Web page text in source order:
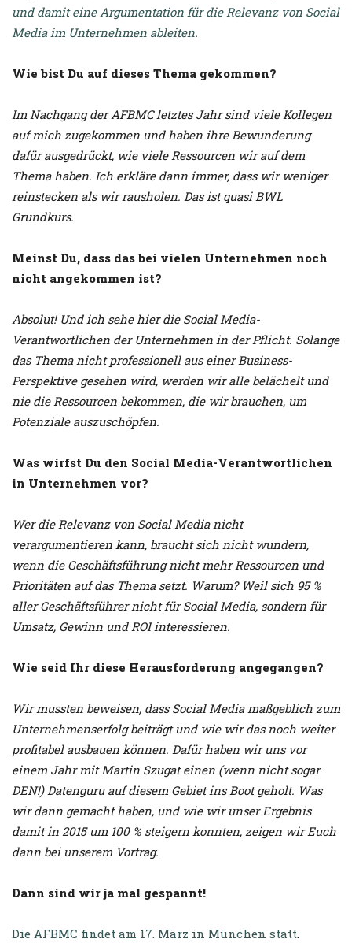
und damit eine Argumentation für die Relevanz von Social
Media im Unternehmen ableiten.
Wie bist Du auf dieses Thema gekommen?
Im Nachgang der AFBMC letztes Jahr sind viele Kollegen
auf mich zugekommen und haben ihre Bewunderung
dafür ausgedrückt, wie viele Ressourcen wir auf dem
Thema haben. Ich erkläre dann immer, dass wir weniger
reinstecken als wir rausholen. Das ist quasi BWL
Grundkurs.
Meinst Du, dass das bei vielen Unternehmen noch
nicht angekommen ist?
Absolut! Und ich sehe hier die Social Media-
Verantwortlichen der Unternehmen in der Pflicht. Solange
das Thema nicht professionell aus einer Business-
Perspektive gesehen wird, werden wir alle belächelt und
nie die Ressourcen bekommen, die wir brauchen, um
Potenziale auszuschöpfen.
Was wirfst Du den Social Media-Verantwortlichen
in Unternehmen vor?
Wer die Relevanz von Social Media nicht
verargumentieren kann, braucht sich nicht wundern,
wenn die Geschäftsführung nicht mehr Ressourcen und
Prioritäten auf das Thema setzt. Warum? Weil sich 95 %
aller Geschäftsführer nicht für Social Media, sondern für
Umsatz, Gewinn und ROI interessieren.
Wie seid Ihr diese Herausforderung angegangen?
Wir mussten beweisen, dass Social Media maßgeblich zum
Unternehmenserfolg beiträgt und wie wir das noch weiter
profitabel ausbauen können. Dafür haben wir uns vor
einem Jahr mit Martin Szugat einen (wenn nicht sogar
DEN!) Datenguru auf diesem Gebiet ins Boot geholt. Was
wir dann gemacht haben, und wie wir unser Ergebnis
damit in 2015 um 100 % steigern konnten, zeigen wir Euch
dann bei unserem Vortrag.
Dann sind wir ja mal gespannt!
Die AFBMC findet am 17. März in München statt.